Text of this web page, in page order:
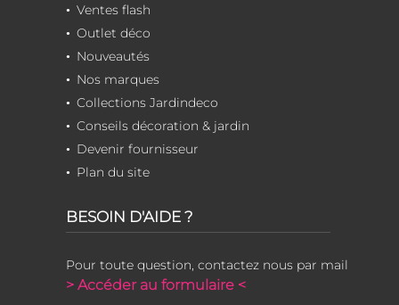
Ventes flash
Outlet déco
Nouveautés
Nos marques
Collections Jardindeco
Conseils décoration & jardin
Devenir fournisseur
Plan du site
BESOIN D'AIDE ?
Pour toute question, contactez nous par mail
> Accéder au formulaire <